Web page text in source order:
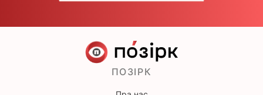
ПОЗІРК